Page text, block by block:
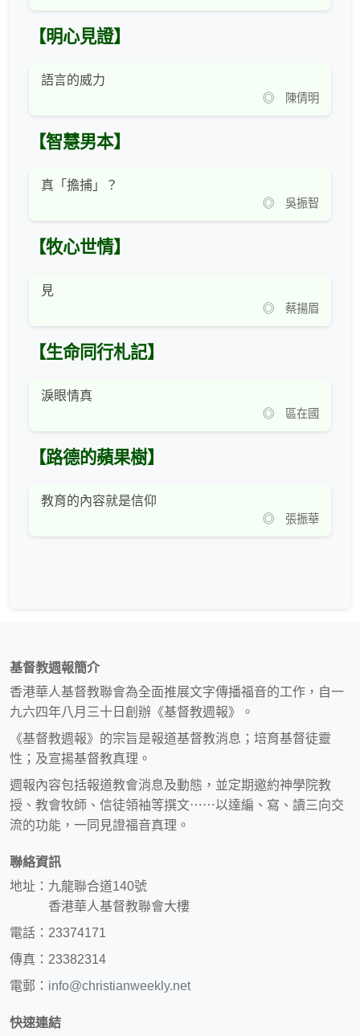
【明心見證】
語言的威力
◎ 陳倩明
【智慧男本】
真「擔捕」？
◎ 吳振智
【牧心世情】
見
◎ 蔡揚眉
【生命同行札記】
淚眼情真
◎ 區在國
【路德的蘋果樹】
教育的內容就是信仰
◎ 張振華
基督教週報簡介
香港華人基督教聯會為全面推展文字傳播福音的工作，自一
九六四年八月三十日創辦《基督教週報》。
《基督教週報》的宗旨是報道基督教消息；培育基督徒靈
性；及宣揚基督教真理。
週報內容包括報道教會消息及動態，並定期邀約神學院教
授、教會牧師、信徒領袖等撰文⋯⋯以達編、寫、讀三向交
流的功能，一同見證福音真理。
聯絡資訊
地址：九龍聯合道140號
香港華人基督教聯會大樓
電話：23374171
傳真：23382314
電郵： info@christianweekly.net
快速連結